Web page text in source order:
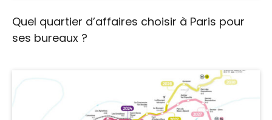
Quel quartier d’affaires choisir à Paris pour
ses bureaux ?